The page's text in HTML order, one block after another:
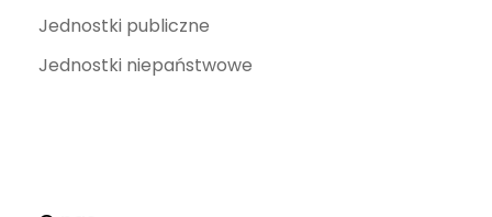
Jednostki publiczne
Jednostki niepaństwowe